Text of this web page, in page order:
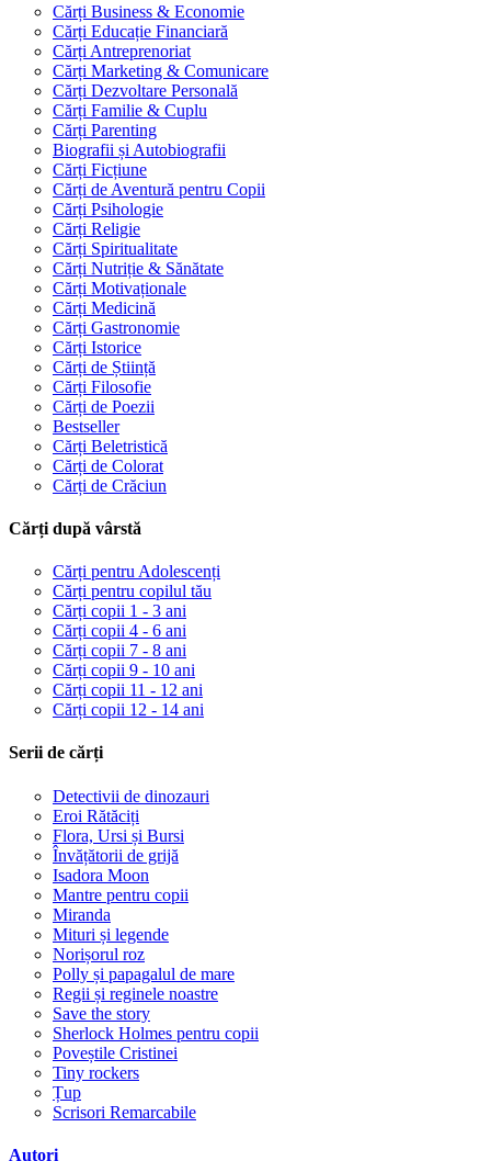
Cărți Business & Economie
Cărți Educație Financiară
Cărți Antreprenoriat
Cărți Marketing & Comunicare
Cărți Dezvoltare Personală
Cărți Familie & Cuplu
Cărți Parenting
Biografii și Autobiografii
Cărți Ficțiune
Cărți de Aventură pentru Copii
Cărți Psihologie
Cărți Religie
Cărți Spiritualitate
Cărți Nutriție & Sănătate
Cărți Motivaționale
Cărți Medicină
Cărți Gastronomie
Cărți Istorice
Cărți de Știință
Cărți Filosofie
Cărți de Poezii
Bestseller
Cărți Beletristică
Cărți de Colorat
Cărți de Crăciun
Cărți după vârstă
Cărți pentru Adolescenți
Cărți pentru copilul tău
Cărți copii 1 - 3 ani
Cărți copii 4 - 6 ani
Cărți copii 7 - 8 ani
Cărți copii 9 - 10 ani
Cărți copii 11 - 12 ani
Cărți copii 12 - 14 ani
Serii de cărți
Detectivii de dinozauri
Eroi Rătăciți
Flora, Ursi și Bursi
Învățătorii de grijă
Isadora Moon
Mantre pentru copii
Miranda
Mituri și legende
Norișorul roz
Polly și papagalul de mare
Regii și reginele noastre
Save the story
Sherlock Holmes pentru copii
Poveștile Cristinei
Tiny rockers
Țup
Scrisori Remarcabile
Autori